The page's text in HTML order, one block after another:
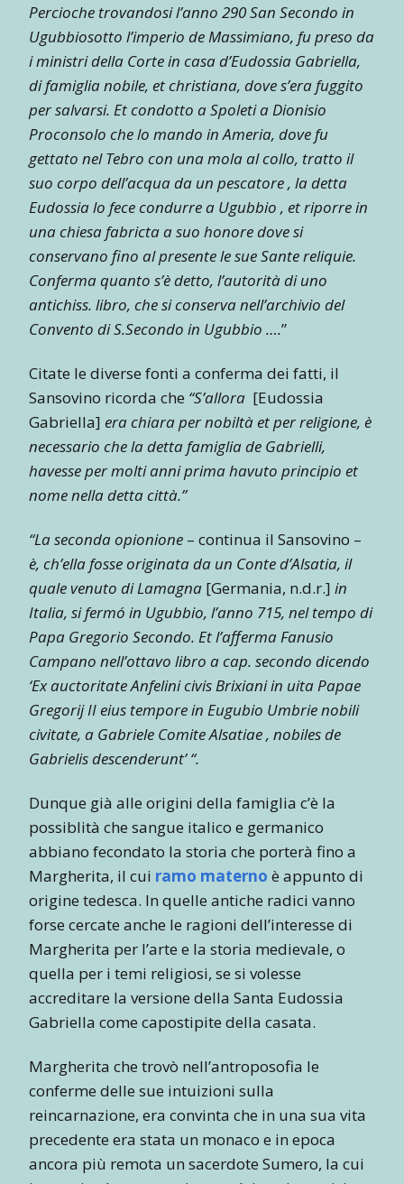
Percioche trovandosi l’anno 290 San Secondo in
Ugubbiosotto l’imperio de Massimiano, fu preso da
i ministri della Corte in casa d’Eudossia Gabriella,
di famiglia nobile, et christiana, dove s’era fuggito
per salvarsi. Et condotto a Spoleti a Dionisio
Proconsolo che lo mando in Ameria, dove fu
gettato nel Tebro con una mola al collo, tratto il
suo corpo dell’acqua da un pescatore , la detta
Eudossia lo fece condurre a Ugubbio , et riporre in
una chiesa fabricta a suo honore dove si
conservano fino al presente le sue Sante reliquie.
Conferma quanto s’è detto, l’autorità di uno
antichiss. libro, che si conserva nell’archivio del
Convento di S.Secondo in Ugubbio ….”
Citate le diverse fonti a conferma dei fatti, il
Sansovino ricorda che “S’allora [Eudossia
Gabriella] era chiara per nobiltà et per religione, è
necessario che la detta famiglia de Gabrielli,
havesse per molti anni prima havuto principio et
nome nella detta città.”
“La seconda opionione – continua il Sansovino –
è, ch’ella fosse originata da un Conte d’Alsatia, il
quale venuto di Lamagna [Germania, n.d.r.] in
Italia, si fermó in Ugubbio, l’anno 715, nel tempo di
Papa Gregorio Secondo. Et l’afferma Fanusio
Campano nell’ottavo libro a cap. secondo dicendo
‘Ex auctoritate Anfelini civis Brixiani in uita Papae
Gregorij II eius tempore in Eugubio Umbrie nobili
civitate, a Gabriele Comite Alsatiae , nobiles de
Gabrielis descenderunt’ “.
Dunque già alle origini della famiglia c’è la
possiblità che sangue italico e germanico
abbiano fecondato la storia che porterà fino a
Margherita, il cui ramo materno è appunto di
origine tedesca. In quelle antiche radici vanno
forse cercate anche le ragioni dell’interesse di
Margherita per l’arte e la storia medievale, o
quella per i temi religiosi, se si volesse
accreditare la versione della Santa Eudossia
Gabriella come capostipite della casata.
Margherita che trovò nell’antroposofia le
conferme delle sue intuizioni sulla
reincarnazione, era convinta che in una sua vita
precedente era stata un monaco e in epoca
ancora più remota un sacerdote Sumero, la cui